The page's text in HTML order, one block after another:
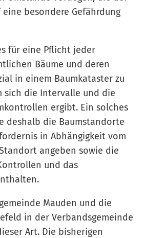
besondere Gefährdung
für eine Pflicht jeder
Bäume und deren
in einem Baumkataster zu
sich die Intervalle und die
ergibt. Ein solches
deshalb die Baumstandorte
in Abhängigkeit vom
angeben sowie die
und das
Mauden und die
in der Verbandsgemeinde
Art. Die bisherigen